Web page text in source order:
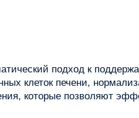
подход к
клеток печени,
которые позволяют